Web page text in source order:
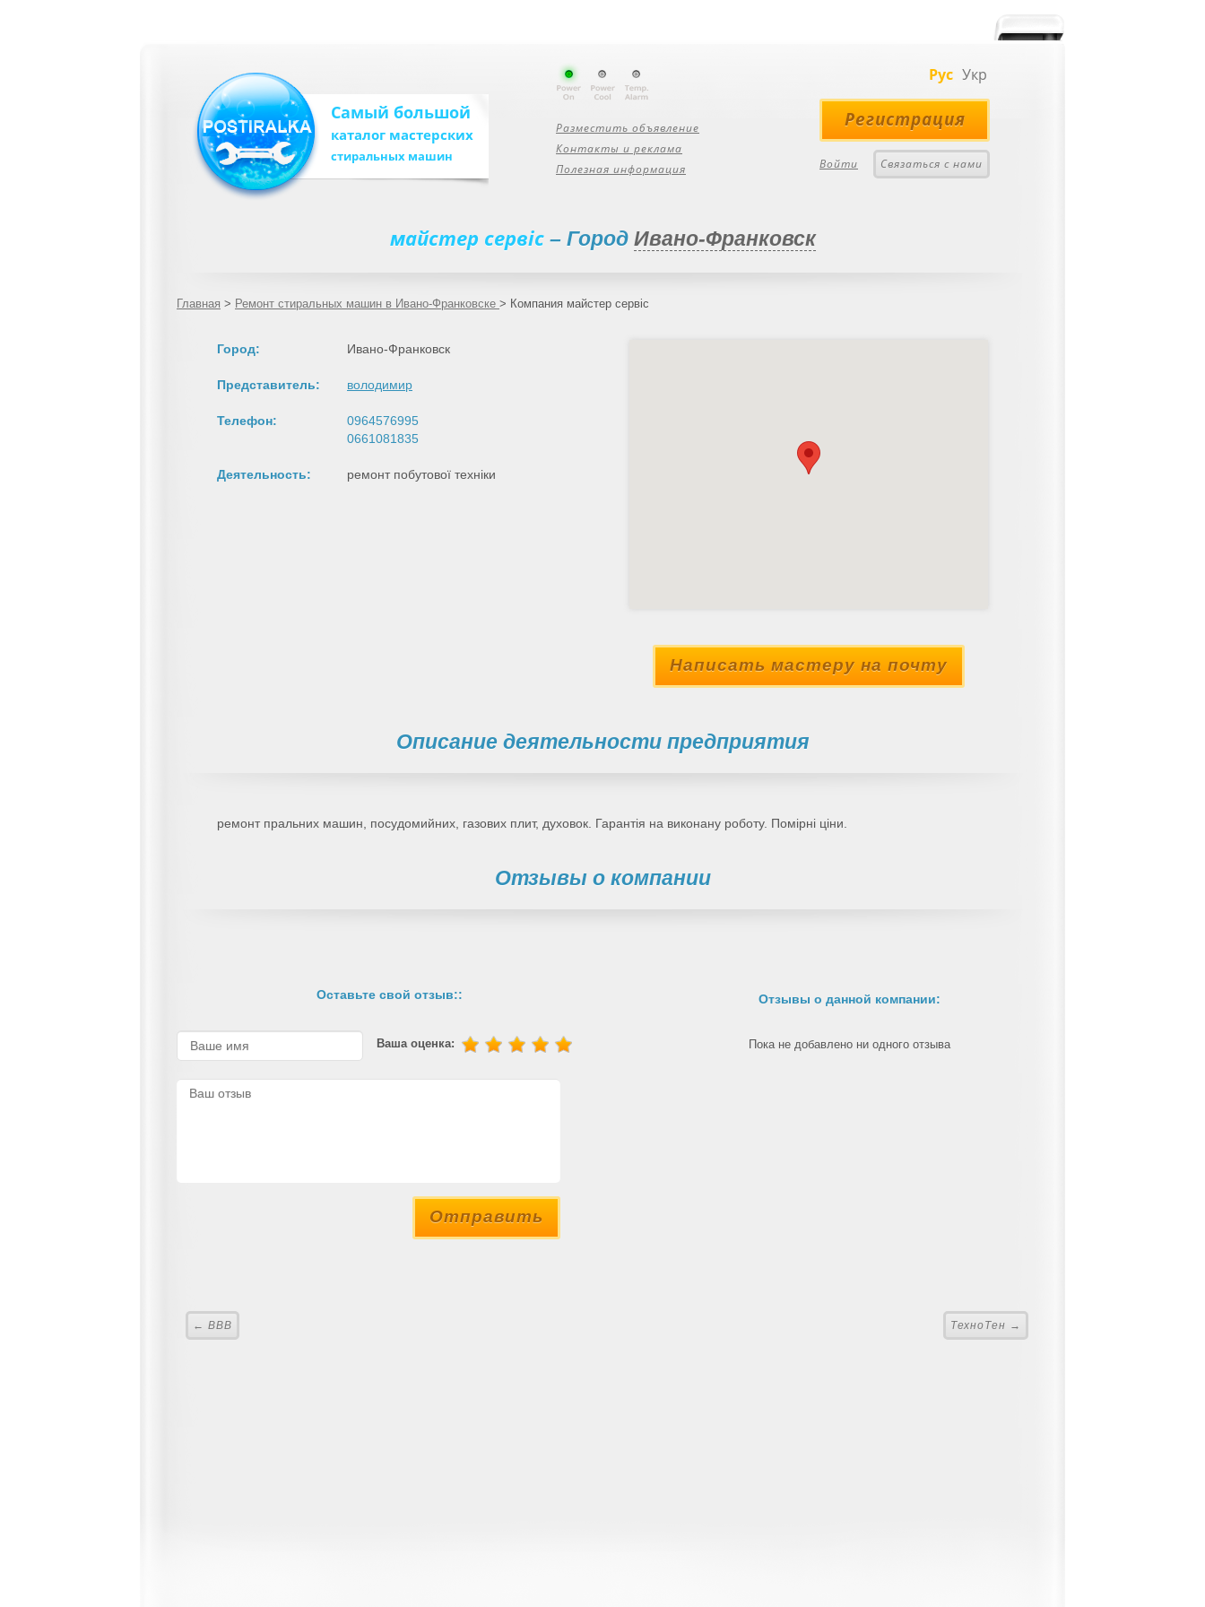
Самый большой
каталог мастерских
стиральных машин
Разместить объявление
Контакты и реклама
Полезная информация
Рус Укр
Регистрация
Войти Связаться с нами
майстер сервіс – Город Ивано-Франковск
Главная > Ремонт стиральных машин в Ивано-Франковске > Компания майстер сервіс
Город: Ивано-Франковск
Представитель: володимир
Телефон:
0964576995
0661081835
Деятельность: ремонт побутової техніки
Написать мастеру на почту
Описание деятельности предприятия
ремонт пральних машин, посудомийних, газових плит, духовок. Гарантія на виконану роботу. Помірні ціни.
Отзывы о компании
Оставьте свой отзыв::
Ваша оценка:
Отправить
Отзывы о данной компании:
Пока не добавлено ни одного отзыва
← ВВВ ТехноТен →